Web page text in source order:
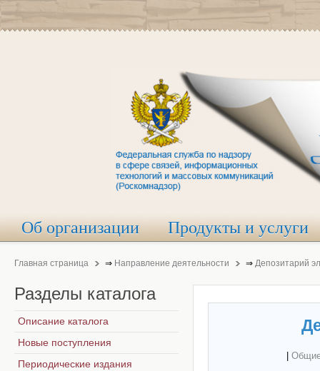
Об организации Продукты и услуги
Главная страница ⇒ Направление деятельности ⇒ Депозитарий
Разделы каталога
Описание каталога
Новые поступления
Периодические издания